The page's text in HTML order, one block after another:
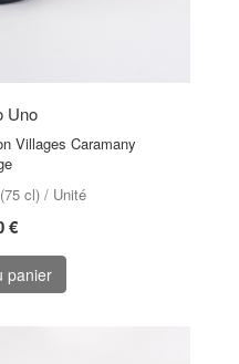
Uno
Villages Caramany
cl) / Unité
€
panier